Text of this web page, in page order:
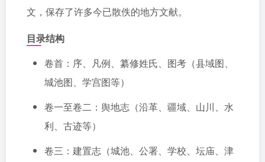
文，保存了许多今已散佚的地方文献。
目录结构
卷首：序、凡例、纂修姓氏、图考（县域图、
城池图、学宫图等）
卷一至卷二：舆地志（沿革、疆域、山川、水
利、古迹等）
卷三：建置志（城池、公署、学校、坛庙、津